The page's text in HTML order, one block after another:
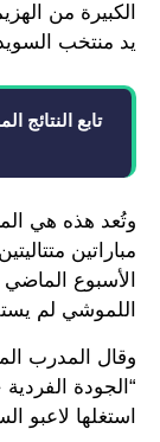
الكبيرة من
يد منتخب السويد بنتيجة 5-1 في
تابع النتائج
وتُعد هذه هي
الأسبوع
اللموشي لم
وقال المدرب
“الجودة
استغلها لاعبو